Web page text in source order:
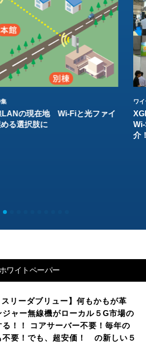
LANの現在地 Wi-Fiと光ファイ
る選択肢に
ワ
介
ホワイトペーパー
スリーダブリュー】何もかもが革
ャー無線機がローカル５G市場の
る！！ コアサーバー不要！毎年の
不要！でも、超安価！ の新しい５